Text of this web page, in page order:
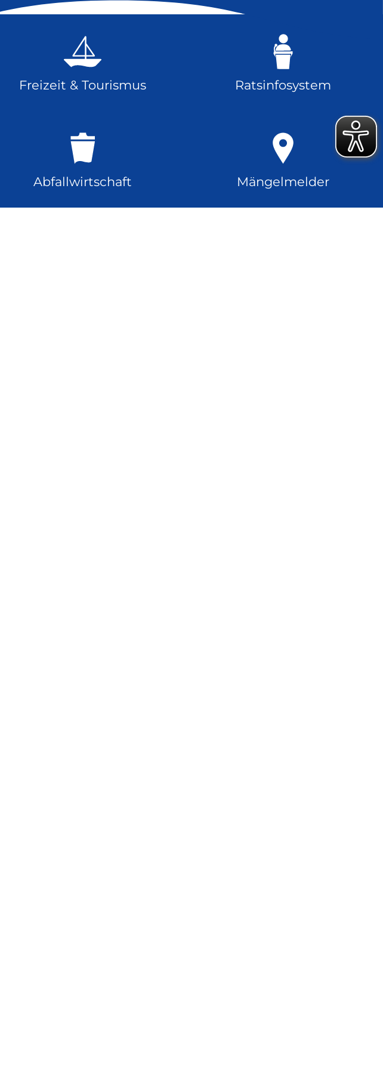
Freizeit & Tourismus Ratsinfosystem
Abfallwirtschaft Mängelmelder